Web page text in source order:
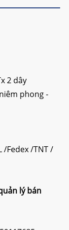
2 dây
phong -
/Fedex /TNT /
lý bán